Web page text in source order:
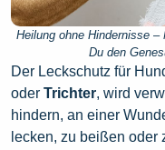
Heilung ohne Hindernisse
Du den
Der Leckschutz für
oder Trichter, wird
hindern, an einer
lecken, zu beißen oder